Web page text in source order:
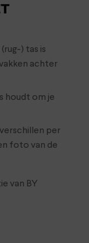
) tas is
achter
houdt om je
per
foto van de
van BY